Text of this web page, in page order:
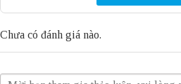
Chưa có đánh giá nào.